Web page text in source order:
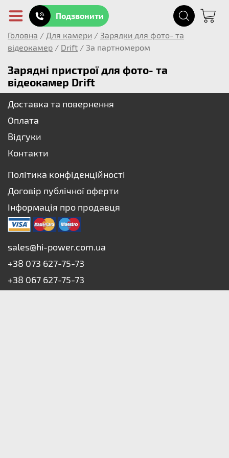
Подзвонити
Головна / Для камери / Зарядки для фото- та
відеокамер / Drift / За партномером
Зарядні пристрої для фото- та
відеокамер Drift
Доставка та повернення
Оплата
Відгуки
Контакти
Політика конфіденційності
Договір публічної оферти
Інформація про продавця
sales@hi-power.com.ua
+38 073 627-75-73
+38 067 627-75-73